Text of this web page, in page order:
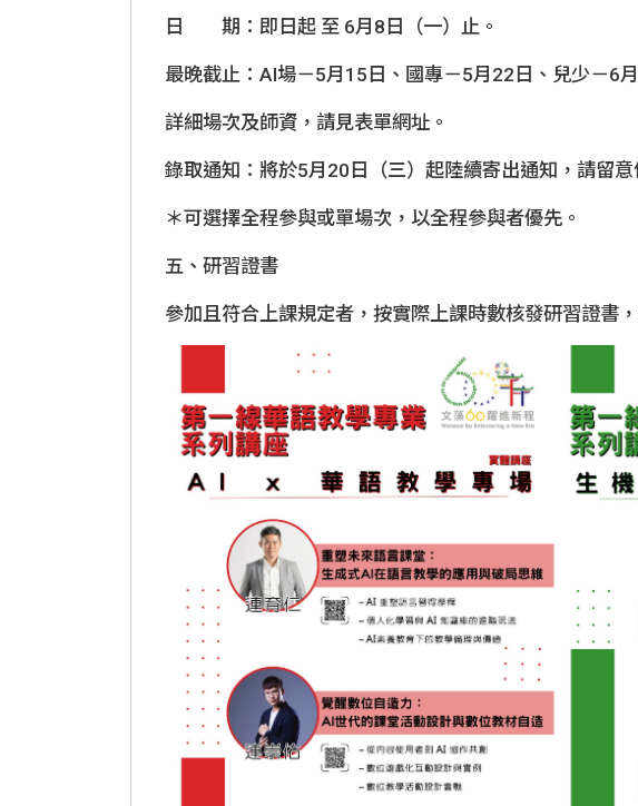
日 期：即日起 至 6月8日（一）止。
最晚截止：AI場－5月15日、國專－5月22日、兒少－6
詳細場次及師資，請見表單網址。
錄取通知：將於5月20日（三）起陸續寄出通知，請留意
＊可選擇全程參與或單場次，以全程參與者優先。
五、研習證書
參加且符合上課規定者，按實際上課時數核發研習證書